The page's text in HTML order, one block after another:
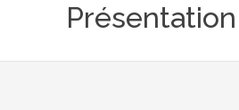
Présentation